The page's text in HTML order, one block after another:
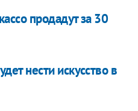
продадут за 30
нести искусство в